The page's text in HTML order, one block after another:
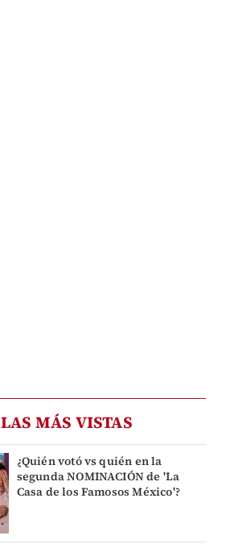
LAS MÁS VISTAS
¿Quién votó vs quién en la
segunda NOMINACIÓN de 'La
Casa de los Famosos México'?